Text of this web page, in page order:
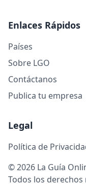
Enlaces Rápidos
Países
Sobre LGO
Contáctanos
Publica tu empresa
Legal
Política de
© 2026 La Guía
Todos los derechos